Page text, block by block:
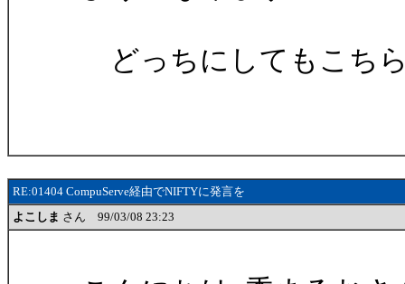
どっちにしてもこち
RE:01404 CompuServe経由でNIFTYに発言を
よこしま さん 99/03/08 23:23